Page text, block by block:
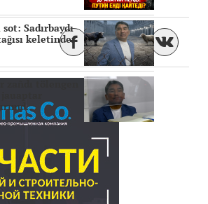
Sadırbaydı
keletinder
zañdı tölengen